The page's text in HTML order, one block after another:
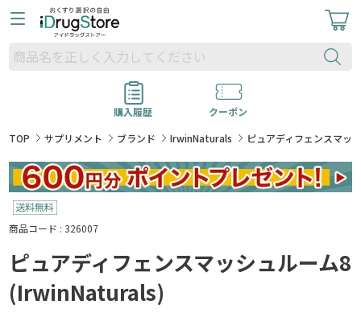
購入履歴
クーポン
TOP
サプリメント ブランド IrwinNaturals ピュアディフェンスマッ
商品コード : 326007
ピュアディフェンスマッシュルーム8
(IrwinNaturals)